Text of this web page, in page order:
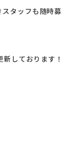
タッフも随時募
しております！